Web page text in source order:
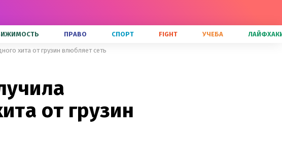
ПРАВО СПОРТ FIGHT УЧЕБА
хита от грузин влюбляет сеть
от грузин